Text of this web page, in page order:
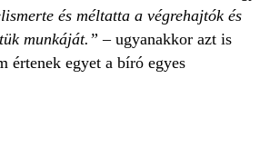
és méltatta a végrehajtók és
munkáját.”– ugyanakkor azt is
értenek egyet a bíró egyes